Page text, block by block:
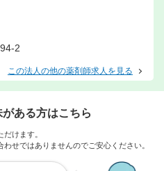
2
この法人の他の薬剤師求人を見る
ある方はこちら
けます。
せではありませんのでご安心ください。